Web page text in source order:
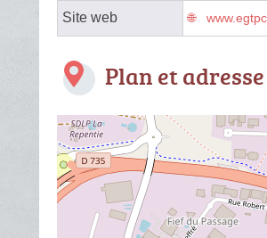
Site web
Plan et adresse